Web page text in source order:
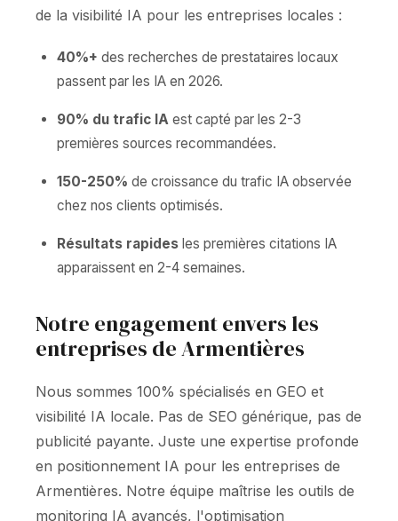
de la visibilité IA pour les entreprises locales :
40%+ des recherches de prestataires locaux
passent par les IA en 2026.
90% du trafic IA est capté par les 2-3
premières sources recommandées.
150-250% de croissance du trafic IA observée
chez nos clients optimisés.
Résultats rapides les premières citations IA
apparaissent en 2-4 semaines.
Notre engagement envers les
entreprises de Armentières
Nous sommes 100% spécialisés en GEO et
visibilité IA locale. Pas de SEO générique, pas de
publicité payante. Juste une expertise profonde
en positionnement IA pour les entreprises de
Armentières. Notre équipe maîtrise les outils de
monitoring IA avancés, l'optimisation